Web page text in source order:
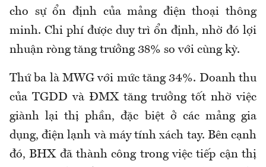
cho sự ổn định của mảng điện thoại thông
minh. Chi phí được duy trì ổn định, nhờ đó lợi
nhuận ròng tăng trưởng 38% so với cùng kỳ.
Thứ ba là MWG với mức tăng 34%. Doanh thu
của TGDD và ĐMX tăng trưởng tốt nhờ việc
giành lại thị phần, đặc biệt ở các mảng gia
dụng, điện lạnh và máy tính xách tay. Bên cạnh
đó, BHX đã thành công trong việc tiếp cận thị